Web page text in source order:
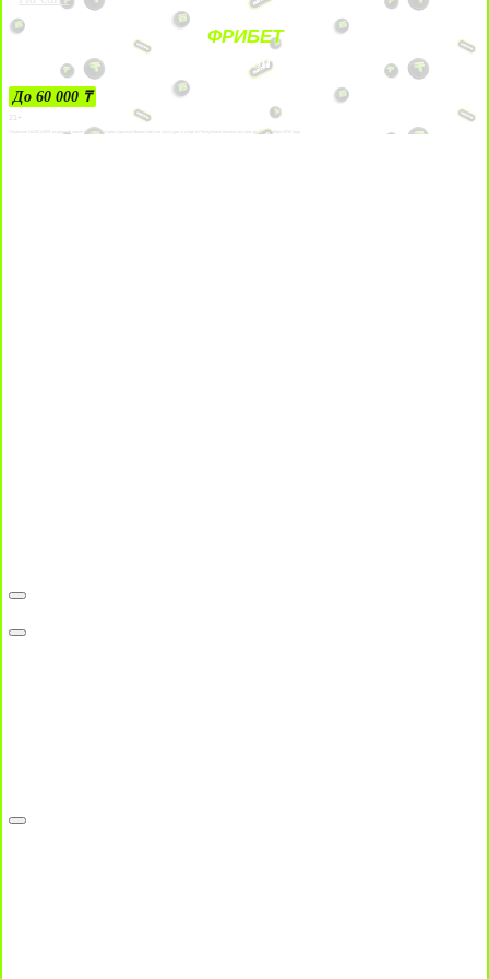
ФРИБЕТ
ЗА ДЕПОЗИТЫ
До 60 000 ₸
21+
Лицензии №24514359, выданной комитетом индустрии туризма Министерства культуры и спорта Республики Казахстан срок до 27 сентября 2034 года.